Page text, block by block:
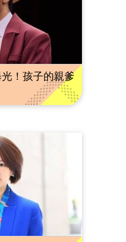
！孩子的親爹